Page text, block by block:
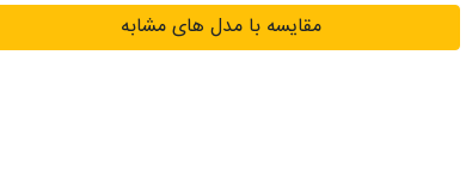
مقایسه با مدل های مشابه